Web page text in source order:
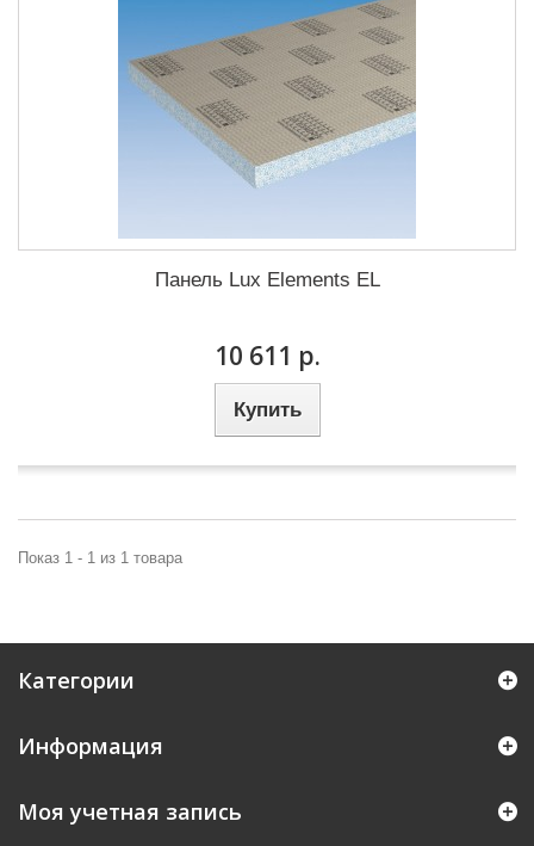
Панель Lux Elements EL
10 611 р.
Купить
Показ 1 - 1 из 1 товара
Категории
Информация
Моя учетная запись